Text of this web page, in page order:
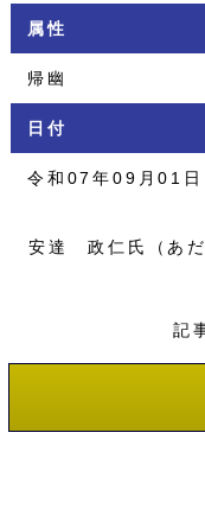
属性
帰幽
日付
令和07年09月01日
安達 政仁氏（あだ
記